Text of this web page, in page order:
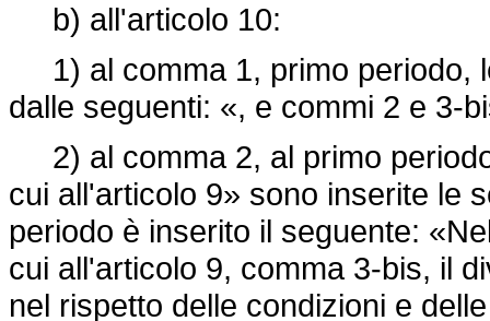
b) all'articolo 10:
1) al comma 1, primo periodo,
dalle seguenti: «, e commi 2 e 3-
2) al comma 2, al primo
cui all'articolo 9» sono inserite le
periodo è inserito il seguente:
cui all'articolo 9, comma 3-bis, il
nel rispetto delle condizioni e